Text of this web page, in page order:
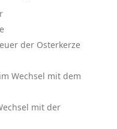
der Osterkerze
Wechsel mit dem
mit der